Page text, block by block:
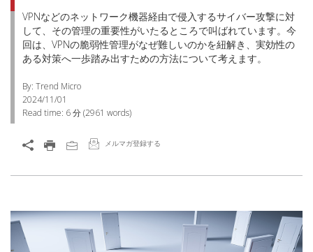
VPNなどのネットワーク機器経由で侵入するサイバー攻撃に対
して、その管理の重要性がいたるところで叫ばれています。今
回は、VPNの脆弱性管理がなぜ難しいのかを紐解き、実効性の
ある対策へ一歩踏み出すための方法について考えます。
By: Trend Micro
2024/11/01
Read time: 6 分(2961 words)
メルマガ登録する